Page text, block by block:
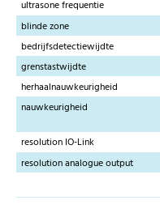
ultrasone frequentie
blinde zone
bedrijfsdetectiewijdte
grenstastwijdte
herhaalnauwkeurigheid
nauwkeurigheid
resolution IO-Link
resolution analogue output